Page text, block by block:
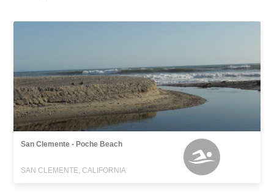
San Clemente - Poche Beach
SAN CLEMENTE, CALIFORNIA